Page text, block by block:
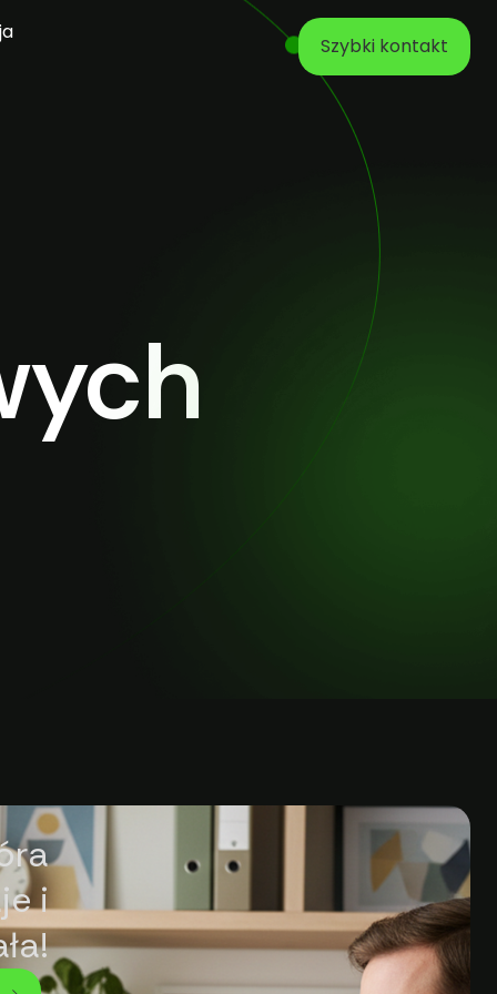
Szybki kontakt
i